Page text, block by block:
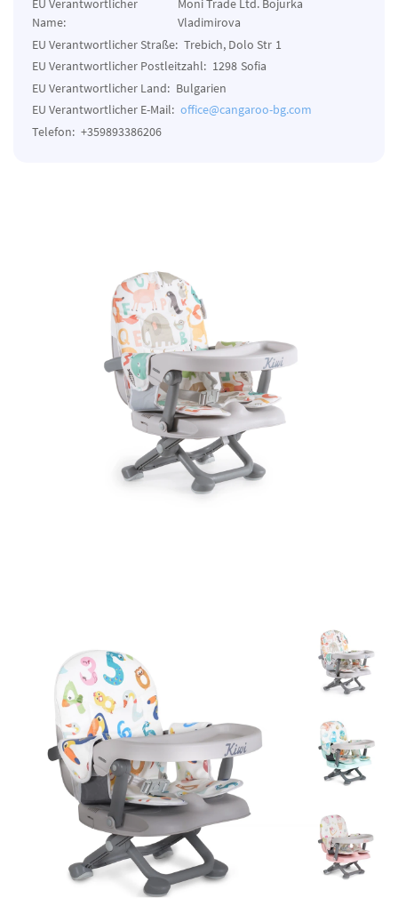
EU Verantwortlicher
Name:
Moni Trade Ltd. Bojurka
Vladimirova
EU Verantwortlicher Straße: Trebich, Dolo Str 1
EU Verantwortlicher Postleitzahl: 1298 Sofia
EU Verantwortlicher Land: Bulgarien
EU Verantwortlicher E-Mail: office@cangaroo-bg.com
Telefon: +359893386206